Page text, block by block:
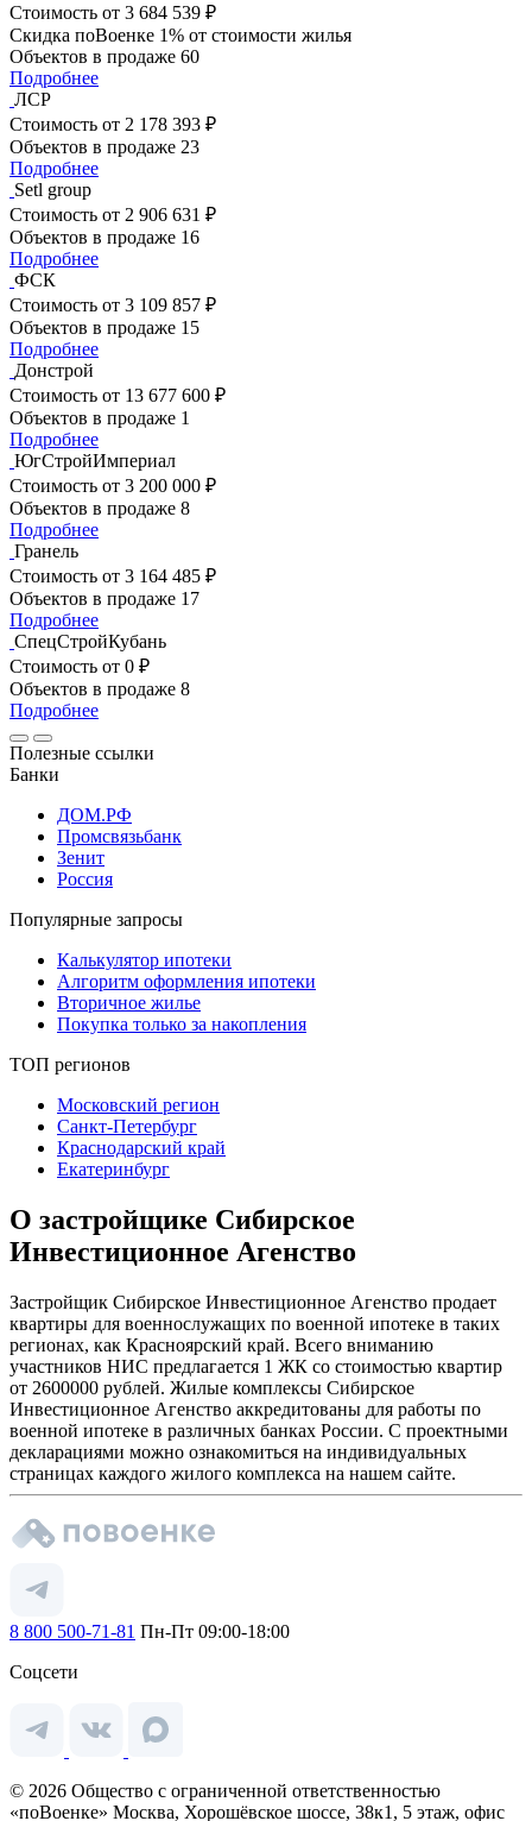
Стоимость от 3 684 539 ₽
Скидка поВоенке 1% от стоимости жилья
Объектов в продаже 60
Подробнее
ЛСР
Стоимость от 2 178 393 ₽
Объектов в продаже 23
Подробнее
Setl group
Стоимость от 2 906 631 ₽
Объектов в продаже 16
Подробнее
ФСК
Стоимость от 3 109 857 ₽
Объектов в продаже 15
Подробнее
Донстрой
Стоимость от 13 677 600 ₽
Объектов в продаже 1
Подробнее
ЮгСтройИмпериал
Стоимость от 3 200 000 ₽
Объектов в продаже 8
Подробнее
Гранель
Стоимость от 3 164 485 ₽
Объектов в продаже 17
Подробнее
СпецСтройКубань
Стоимость от 0 ₽
Объектов в продаже 8
Подробнее
Полезные ссылки
Банки
ДОМ.РФ
Промсвязьбанк
Зенит
Россия
Популярные запросы
Калькулятор ипотеки
Алгоритм оформления ипотеки
Вторичное жилье
Покупка только за накопления
ТОП регионов
Московский регион
Санкт-Петербург
Краснодарский край
Екатеринбург
О застройщике Сибирское
Инвестиционное Агенство
Застройщик Сибирское Инвестиционное Агенство продает
квартиры для военнослужащих по военной ипотеке в таких
регионах, как Красноярский край. Всего вниманию
участников НИС предлагается 1 ЖК со стоимостью квартир
от 2600000 рублей. Жилые комплексы Сибирское
Инвестиционное Агенство аккредитованы для работы по
военной ипотеке в различных банках России. С проектными
декларациями можно ознакомиться на индивидуальных
страницах каждого жилого комплекса на нашем сайте.
8 800 500-71-81 Пн-Пт 09:00-18:00
Соцсети
© 2026 Общество с ограниченной ответственностью
«поВоенке» Москва, Хорошёвское шоссе, 38к1, 5 этаж, офис